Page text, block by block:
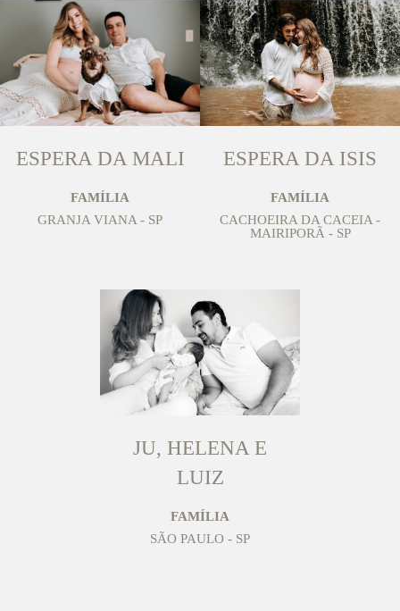
ESPERA DA MALI
FAMÍLIA
GRANJA VIANA - SP
ESPERA DA ISIS
FAMÍLIA
CACHOEIRA DA CACEIA -
MAIRIPORÃ - SP
JU, HELENA E
LUIZ
FAMÍLIA
SÃO PAULO - SP